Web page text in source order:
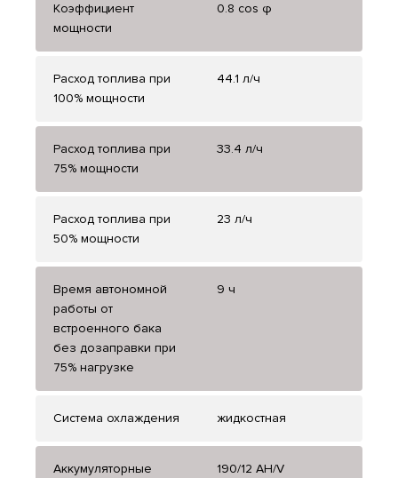
Коэффициент
мощности
0.8 cos φ
Расход топлива при
100% мощности
44.1 л/ч
Расход топлива при
75% мощности
33.4 л/ч
Расход топлива при
50% мощности
23 л/ч
Время автономной
работы от
встроенного бака
без дозаправки при
75% нагрузке
9 ч
Система охлаждения жидкостная
Аккумуляторные
190/12 AH/V